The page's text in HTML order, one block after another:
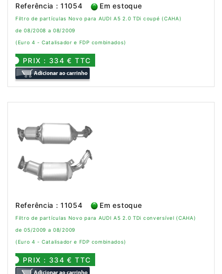
Referência : 11054 Em estoque
Filtro de partículas Novo para AUDI A5 2.0 TDi coupé (CAHA)
de 08/2008 a 08/2009
(Euro 4 - Catalisador e FDP combinados)
PRIX : 334 € TTC
Referência : 11054 Em estoque
Filtro de partículas Novo para AUDI A5 2.0 TDi conversível (CAHA)
de 05/2009 a 08/2009
(Euro 4 - Catalisador e FDP combinados)
PRIX : 334 € TTC